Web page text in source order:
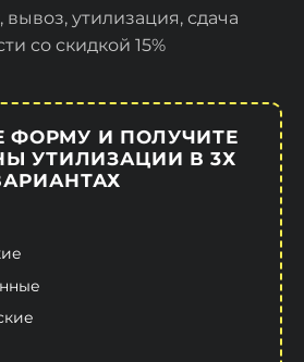
вывоз, утилизация, сдача
со скидкой 15%
ФОРМУ И ПОЛУЧИТЕ
УТИЛИЗАЦИИ В 3Х